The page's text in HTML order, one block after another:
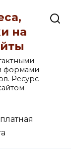
на
формами
Ресурс